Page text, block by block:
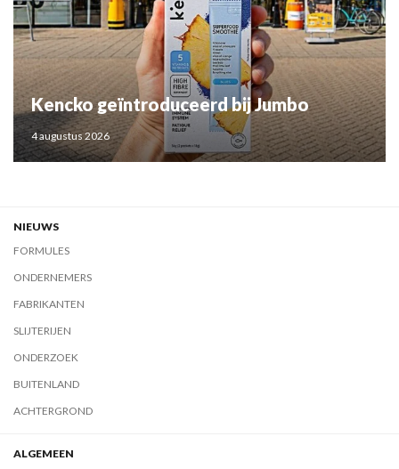
Kencko geïntroduceerd bij Jumbo
4 augustus 2026
NIEUWS
FORMULES
ONDERNEMERS
FABRIKANTEN
SLIJTERIJEN
ONDERZOEK
BUITENLAND
ACHTERGROND
ALGEMEEN